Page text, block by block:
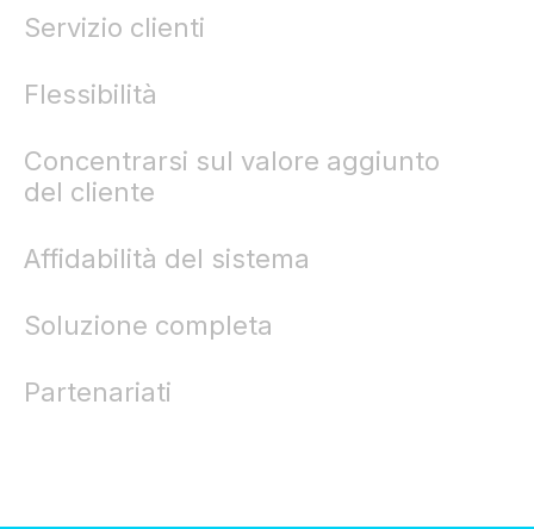
Servizio clienti
Flessibilità
Concentrarsi sul valore aggiunto
del cliente
Affidabilità del sistema
Soluzione completa
Partenariati